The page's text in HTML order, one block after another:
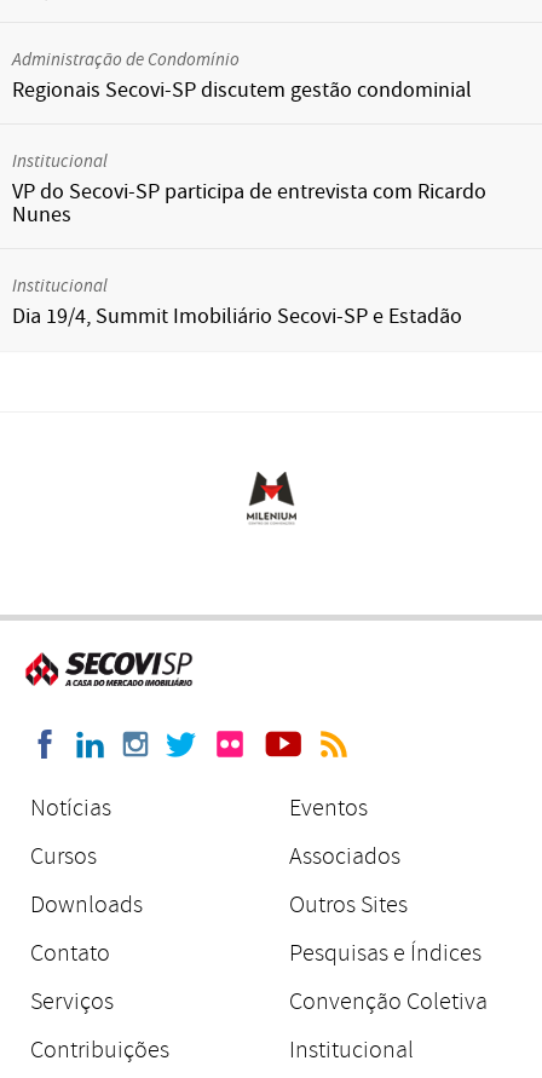
Administração de Condomínio
Regionais Secovi-SP discutem gestão condominial
Institucional
VP do Secovi-SP participa de entrevista com Ricardo
Nunes
Institucional
Dia 19/4, Summit Imobiliário Secovi-SP e Estadão
Notícias
Eventos
Cursos
Associados
Downloads
Outros Sites
Contato
Pesquisas e Índices
Serviços
Convenção Coletiva
Contribuições
Institucional